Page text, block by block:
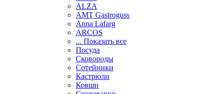
ALZA
AMT Gastroguss
Anna Lafarg
ARCOS
... Показать все
Посуда
Сковороды
Сотейники
Кастрюли
Ковши